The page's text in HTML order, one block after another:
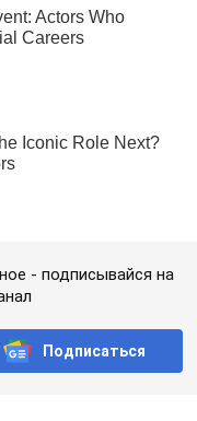
- подписывайся на
Подписаться